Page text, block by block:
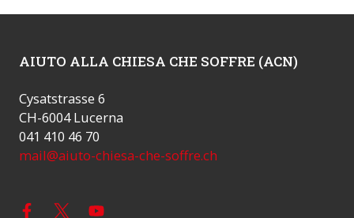
AIUTO ALLA CHIESA CHE SOFFRE (ACN)
Cysatstrasse 6
CH-6004 Lucerna
041 410 46 70
mail@aiuto-chiesa-che-soffre.ch